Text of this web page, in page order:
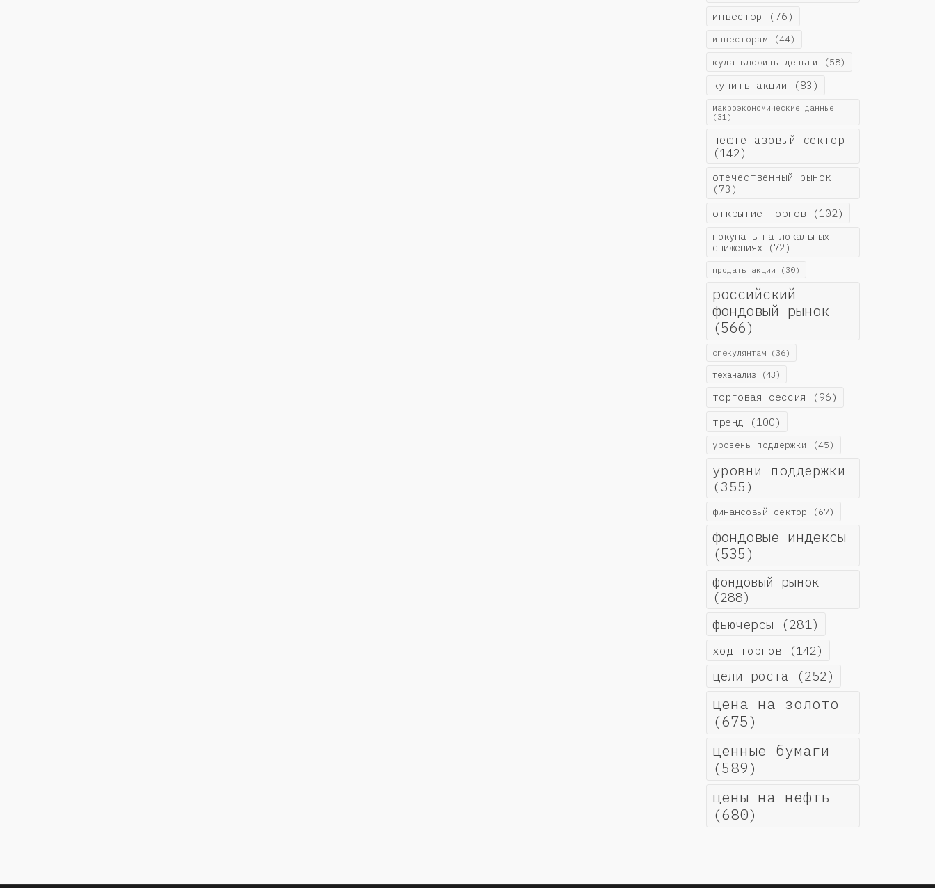
инвестор (76)
инвесторам (44)
куда вложить деньги (58)
купить акции (83)
макроэкономические данные
(31)
нефтегазовый сектор
(142)
отечественный рынок
(73)
открытие торгов (102)
покупать на локальных
снижениях(72)
продать акции (30)
российский
фондовый рынок
(566)
спекулянтам(36)
теханализ (43)
торговая сессия (96)
тренд (100)
уровень поддержки (45)
уровни поддержки
(355)
финансовый сектор (67)
фондовые индексы
(535)
фондовый рынок
(288)
фьючерсы (281)
ход торгов (142)
цели роста (252)
цена на золото
(675)
ценные бумаги
(589)
цены на нефть
(680)